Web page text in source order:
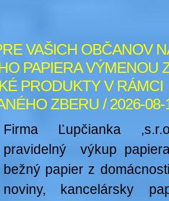
VAŠICH OBČANOV
PAPIERA VÝMENOU
PRODUKTY V RÁMCI
ZBERU / 2026-08-
Firma Ľupčianka
pravidelný výkup
bežný papier z
noviny, kancelársky